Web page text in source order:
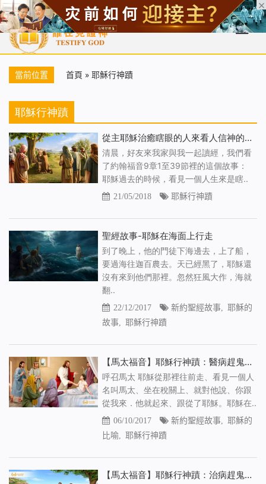
首頁 每日靈糧 天國福音 基督徒見證 信仰解答 聖經
當前位置 首頁 » 耶穌行神蹟
耶穌行神蹟
從主耶穌治癒瞎眼的人來看人信神的觀點
清晨，好友來我家與我一起讀經，我們看
了約翰福音9章1至39節裡的這個故事：
耶穌過去的時候，看見一個人生來是瞎..
21/05/2018 耶穌行神蹟
聖經故事-耶穌在海面上行走
到了晚上，他的門徒下海邊去，上了船，
要過海往迦百農去。天已經黑了，耶穌還
沒有來到他們那裡。忽然狂風大作，海就
翻..
22/12/2017 新約聖經故事, 耶穌的
故事, 耶穌行神蹟
【馬太福音】耶穌行神蹟：醫病趕鬼（2）
呼召馬太 耶穌從那裡往前走、看見一個人
名叫馬太、坐在稅關上、就對他說、你跟
從我來．他就起來、跟從了耶穌。耶穌在..
06/10/2017 新約聖經故事, 耶穌的
比喻
耶穌行神蹟
【馬太福音】耶穌行神蹟：治病趕鬼（1）